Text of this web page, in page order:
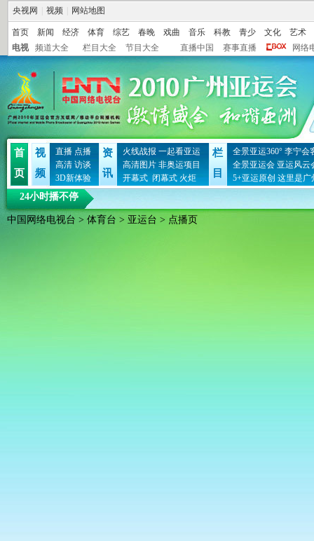
央视网 视频 网站地图
首页 新闻 经济 体育 综艺 春晚 戏曲 音乐 科教 青少 文化
艺术
电视
频道大全 栏目大全 节目大全 直播中国 赛事直播 网络
首
页
视
频
直播 点播
高清 访谈
3D新体验
资
讯
火线战报 一起看亚运
高清图片 非奥运项目
开幕式 闭幕式 火炬
栏
目
全景亚运360° 李宁会
全景亚运会 亚运风云
5+亚运原创 这里是广
24小时播不停
中国网络电视台 > 体育台 > 亚运台 > 点播页